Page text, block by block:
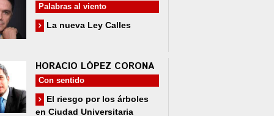
Palabras al viento
La nueva Ley Calles
HORACIO LÓPEZ CORONA
Con sentido
El riesgo por los árboles
en Ciudad Universitaria